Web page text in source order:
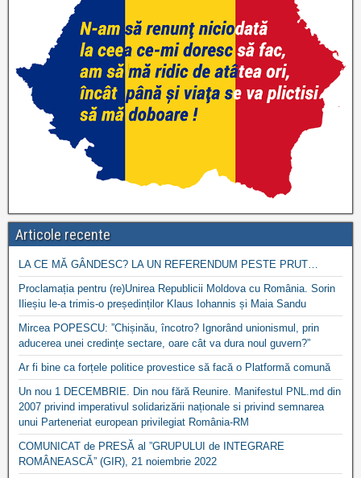
Articole recente
LA CE MĂ GÂNDESC? LA UN REFERENDUM PESTE PRUT…
Proclamația pentru (re)Unirea Republicii Moldova cu România. Sorin
Ilieșiu le-a trimis-o președinților Klaus Iohannis și Maia Sandu
Mircea POPESCU: ”Chișinău, încotro? Ignorând unionismul, prin
aducerea unei credințe sectare, oare cât va dura noul guvern?”
Ar fi bine ca forțele politice provestice să facă o Platformă comună
Un nou 1 DECEMBRIE. Din nou fără Reunire. Manifestul PNL.md din
2007 privind imperativul solidarizării naționale si privind semnarea
unui Parteneriat european privilegiat România-RM
COMUNICAT de PRESĂ al ”GRUPULUI de INTEGRARE
ROMÂNEASCĂ” (GIR), 21 noiembrie 2022